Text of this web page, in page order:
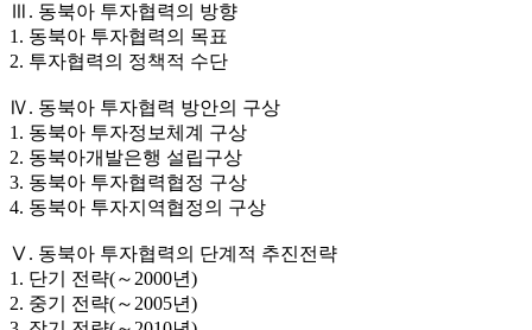
Ⅲ. 동북아 투자협력의 방향
1. 동북아 투자협력의 목표
2. 투자협력의 정책적 수단
Ⅳ. 동북아 투자협력 방안의 구상
1. 동북아 투자정보체계 구상
2. 동북아개발은행 설립구상
3. 동북아 투자협력협정 구상
4. 동북아 투자지역협정의 구상
Ⅴ. 동북아 투자협력의 단계적 추진전략
1. 단기 전략(～2000년)
2. 중기 전략(～2005년)